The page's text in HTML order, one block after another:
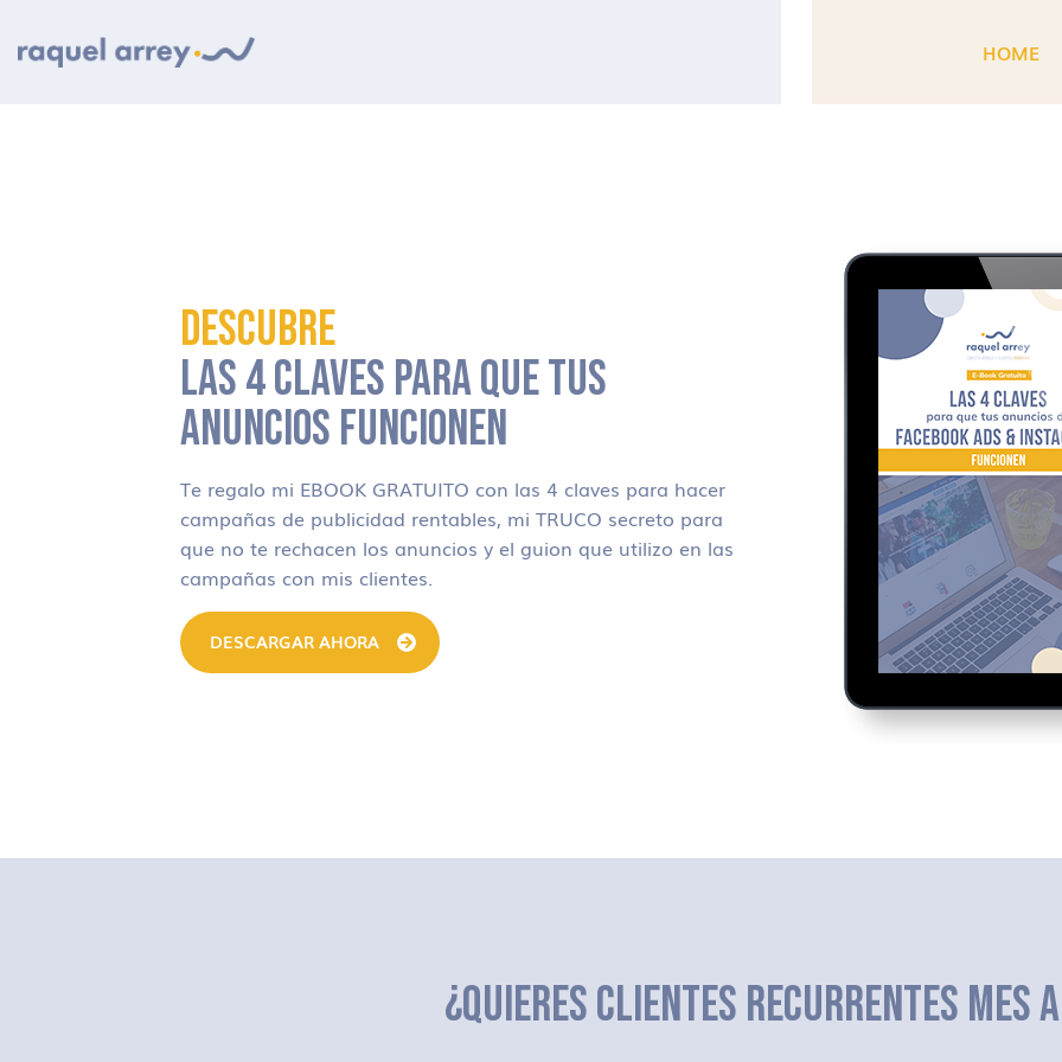
HOME
DESCUBRE
LAS 4 CLAVES PARA QUE TUS
ANUNCIOS FUNCIONEN
Te regalo mi EBOOK GRATUITO con las 4 claves para hacer
campañas de publicidad rentables, mi TRUCO secreto para
que no te rechacen los anuncios y el guion que utilizo en las
campañas con mis clientes.
DESCARGAR AHORA
¿QUIERES CLIENTES RECURRENTES MES